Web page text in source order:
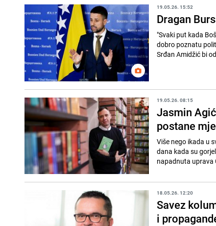
19.05.26. 15:52
Dragan
"Svaki put kada
dobro poznatu
Srđan Amidžić bi
19.05.26. 08:15
Jasmin
postane
Više nego ikada u
dana kada su
napadnuta uprava
18.05.26. 12:20
Savez
i